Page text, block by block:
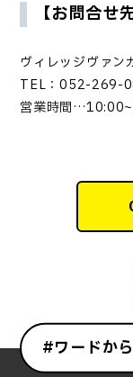
【お問合せ
ヴィレッジヴァン
TEL：052-269-
営業時間
#ワードか